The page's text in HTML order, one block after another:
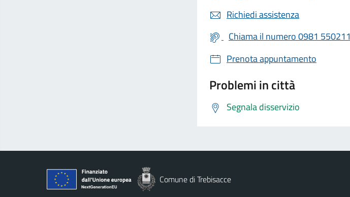
Richiedi assistenza
Chiama il numero 0981 550211
Prenota appuntamento
Problemi in città
Segnala disservizio
Comune di Trebisacce